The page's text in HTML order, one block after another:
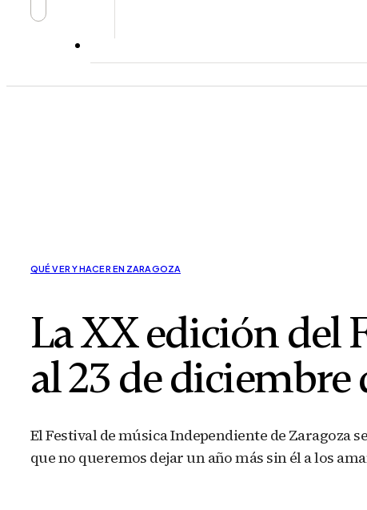
QUÉ VER Y HACER EN ZARAGOZA
La XX edición del
al 23 de diciembre
El Festival de música Independiente de Zaragoza
que no queremos dejar un año más sin él a los